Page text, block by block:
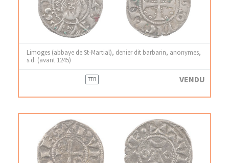
Limoges (abbaye de St-Martial), denier dit barbarin, anonymes,
s.d. (avant 1245)
TTB VENDU